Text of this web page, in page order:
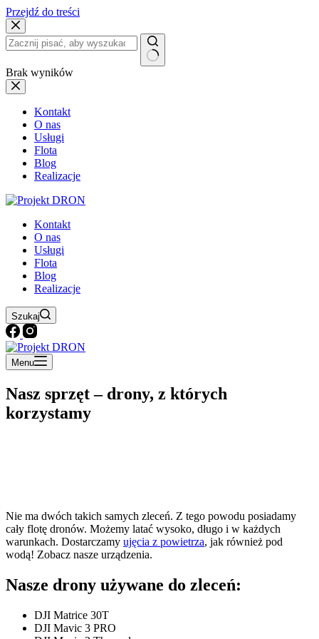
Przejdź do treści
Brak wyników
Kontakt
O nas
Usługi
Flota
Blog
Realizacje
Kontakt
O nas
Usługi
Flota
Blog
Realizacje
Szukaj
Menu
Nasz sprzęt – drony, z których
korzystamy
Nie ma dwóch takich samych zleceń. Z tego powodu posiadamy
cały flotę dronów. Możemy latać wysoko, długo i w każdych
warunkach. Dostarczamy ujęcia z powietrza, jak również pod
wodą! Zobacz nasze urządzenia.
Nasze drony używane do zleceń:
DJI Matrice 30T
DJI Mavic 3 PRO